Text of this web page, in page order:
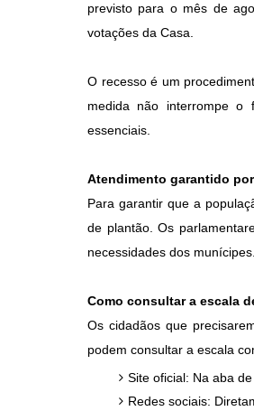
previsto para o mês de
votações da Casa.
O recesso é um
medida não interrompe o
essenciais.
Atendimento garantido
Para garantir que a
de plantão. Os
necessidades dos munícipes.
Como consultar a escala
Os cidadãos que
podem consultar a escala
Site oficial: Na aba
Redes sociais: